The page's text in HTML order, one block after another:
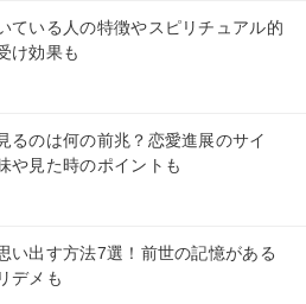
ている人の特徴やスピリチュアル的
け効果も
るのは何の前兆？恋愛進展のサイ
や見た時のポイントも
い出す方法7選！前世の記憶がある
デメも